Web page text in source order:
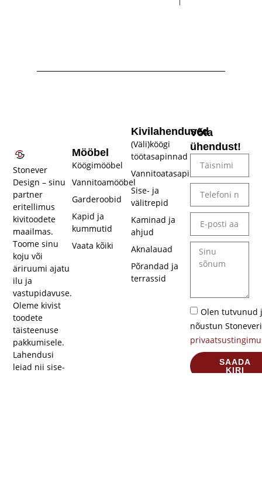
Stonever
Design – sinu
partner
eritellimus
kivitoodete
maailmas.
Toome sinu
koju või
äriruumi ajatu
ilu ja
vastupidavuse.
Oleme kivist
toodete
täisteenuse
pakkumisele.
Lahendusi
leiad nii sise-
Kivilahendused
(Väli)köögi
töötasapinnad
Vannitoatasapinnad
Sise- ja
välitrepid​
Kaminad ja
ahjud
Aknalauad
Põrandad ja
terrassid
Mööbel
Köögimööbel
Vannitoamööbel
Garderoobid
Kapid ja
kummutid
Vaata kõiki
Võta
ühendust!
Olen tutvunud
nõustun Stoneveri
SAADA
KIRI